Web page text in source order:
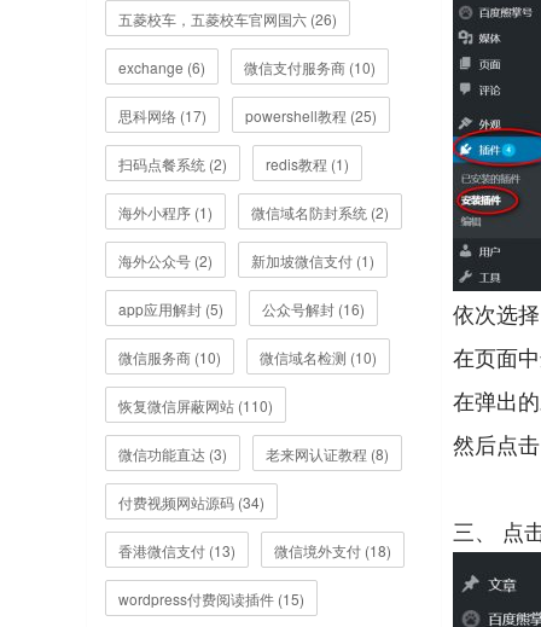
五菱校车，五菱校车官网国六 (26)
exchange (6) 微信支付服务商 (10)
思科网络 (17) powershell教程 (25)
扫码点餐系统 (2) redis教程 (1)
海外小程序 (1) 微信域名防封系统 (2)
海外公众号 (2) 新加坡微信支付 (1)
app应用解封 (5) 公众号解封 (16)
微信服务商 (10) 微信域名检测 (10)
恢复微信屏蔽网站 (110)
微信功能直达 (3) 老来网认证教程 (8)
付费视频网站源码 (34)
香港微信支付 (13) 微信境外支付 (18)
wordpress付费阅读插件 (15)
依次选
在页面
在弹出
然后点击